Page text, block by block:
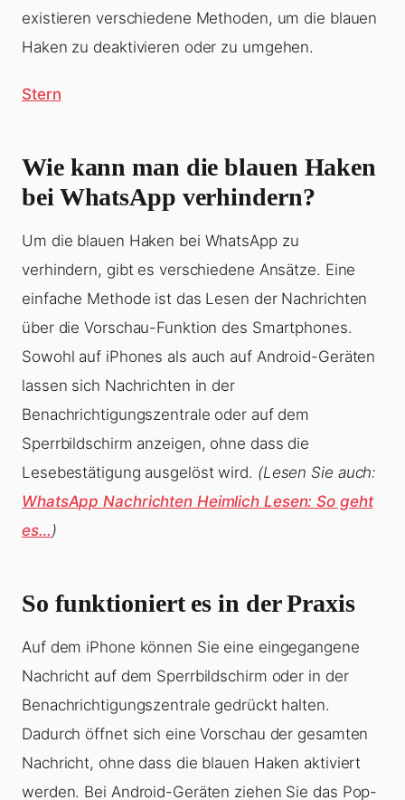
existieren verschiedene Methoden, um die blauen
Haken zu deaktivieren oder zu umgehen.
Stern
Wie kann man die blauen Haken
bei WhatsApp verhindern?
Um die blauen Haken bei WhatsApp zu
verhindern, gibt es verschiedene Ansätze. Eine
einfache Methode ist das Lesen der Nachrichten
über die Vorschau-Funktion des Smartphones.
Sowohl auf iPhones als auch auf Android-Geräten
lassen sich Nachrichten in der
Benachrichtigungszentrale oder auf dem
Sperrbildschirm anzeigen, ohne dass die
Lesebestätigung ausgelöst wird. (Lesen Sie auch:
WhatsApp Nachrichten Heimlich Lesen: So geht
es…)
So funktioniert es in der Praxis
Auf dem iPhone können Sie eine eingegangene
Nachricht auf dem Sperrbildschirm oder in der
Benachrichtigungszentrale gedrückt halten.
Dadurch öffnet sich eine Vorschau der gesamten
Nachricht, ohne dass die blauen Haken aktiviert
werden. Bei Android-Geräten ziehen Sie das Pop-